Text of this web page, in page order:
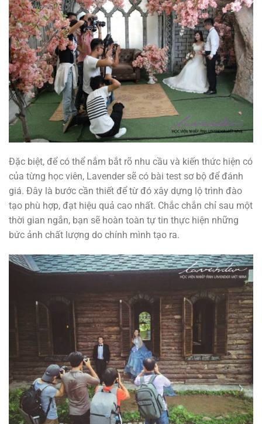
Đặc biệt, để có thể nắm bắt rõ nhu cầu và kiến ​​thức hiện có
của từng học viên, Lavender sẽ có bài test sơ bộ để đánh
giá. Đây là bước cần thiết để từ đó xây dựng lộ trình đào
tạo phù hợp, đạt hiệu quả cao nhất. Chắc chắn chỉ sau một
thời gian ngắn, bạn sẽ hoàn toàn tự tin thực hiện những
bức ảnh chất lượng do chính mình tạo ra.